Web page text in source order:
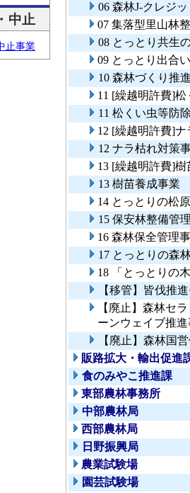
中止
止事業
06 森林J-クレジ
07 集落型里山林
08 とっとり共生
09 とっとり出合
10 森林づくり推
11 [繰越明許費]
11 松くい虫等
12 [繰越明許費]
12 ナラ枯れ対策
13 [繰越明許費]
13 樹苗養成事業
14 とっとりの松
15 保安林整備管
16 森林保全管理
17 とっとりの
18 「とっとりの
【移管】皆伐推
【廃止】森林セ
ーンウェイブ推
【廃止】森林国
販路拡大・輸出促進
食のみやこ推進課
東部農林事務所
中部農林局
西部農林局
日野振興局
農業試験場
園芸試験場